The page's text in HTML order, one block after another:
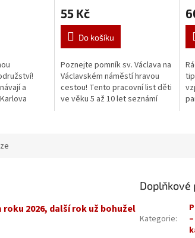
a
55 Kč
Do košíku
Poznejte pomník sv. Václava na
Václavském náměstí hravou
cestou! Tento pracovní list děti
ve věku 5 až 10 let seznámí
2026, další rok už bohužel
Kategorie: